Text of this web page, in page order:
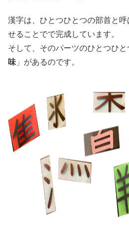
漢字は、ひとつひとつの部首と
せることでで完成しています。
そして、そのパーツのひとつひと
味 」があるのです。